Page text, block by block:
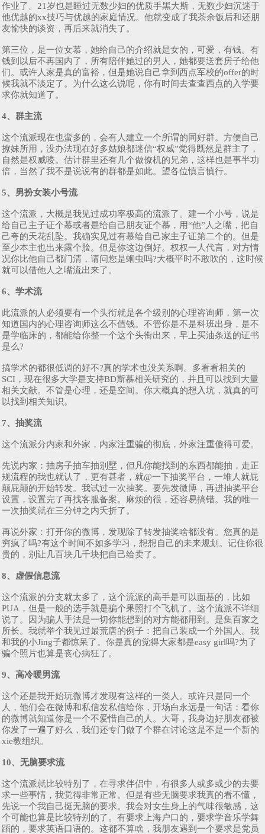
作业了。21岁也是睡过无数少妇的优质手黑大斯，无数少妇沉迷于
他优越的xx技巧与优越的家庭情况。他就变成了我茶余饭后和还朋
友愉快的谈资，再后来就消失了。
第三位，是一位女慕，她给自己的介绍就是女的，可爱，有钱。有
钱到以后不再国内了，所有陪伴她过的男人，她都要送套房子给他
们。或许人家是真的富裕，但是她说自己拿到西点军校的offer的时
候我就不淡定了。为什么这么说呢，你有时间去查查西点的入学要
求你就知道了。
4、群主流
这个流派现在也蛮多的，会有人建立一个所谓的同好群。方便自己
撩妹所用，没办法现在好多姑娘都迷信“权威”觉得既然是群主了，
自然是权威喽。估计群里还有几个做僚机的兄弟，这样也是事半功
倍，当然了我不是说说有的群都是如此。望各位慎言慎行。
5、男扮女装小号流
这个流派，大概是我见过成功率极高的流派了。建一个小号，说是
给自己主子证个慕或者是给自己朋友证个慕，用“他”人之嘴，把自
己夸的天花乱坠。我确实见过有慕给自己家主子证第二个的。但是
至少本主也出来露个脸。但是你这边倒好。权权一人代言，对方情
况你比他自己都门清，请问您是蛔虫吗?大概平时不敢吹的，这时候
就可以借他人之嘴流出来了。
6、学术流
此流派的人必须要有一个头衔就是各个级别的心理咨询师，第一次
知道国内的心理咨询师这么不值钱。不管你是不是科班出身，是不
是学临床的，都能给你整一个这个头衔出来，早上买油条送的证书
是么?
搞学术的都很低调的好不?真的学术也没关系啊。多看看相关的
SCI，现在很多大学是支持BD斯慕相关研究的，并且可以找到大量
相关文献。不管是心理，还是空间。你大概真的想入坑，就真的可
以找到相关知识。
7、抽奖流
这个流派分内家和外家，内家注重骗的彻底，外家注重傻得可爱。
先说内家：抽房子抽车抽别墅，但凡你能找到的东西都能抽，走正
规流程的我也就认了，更有甚者，就@一下抽奖平台，一堆人就屁
颠屁颠的开始转发。我试过一次抽奖。要先发微博，再进抽奖平台
设置，设置完了再找客服备案。麻烦的很，还容易搞错。我的唯一
一次抽奖就在三分钟之内夭折了。
再说外家：打开你的微博，发现除了转发抽奖啥都没有。您真的是
穷疯了吗?有这个时间不如多学习，想想自己的未来规划。记住你很
贵的，别让几百块几千块把自己给卖了。
8、虚假信息流
这个流派的分支就太多了，这个流派的高手是可以面基的，比如
PUA，但是一般的选手就是骗个果照打个飞机了。这个流派不详细
说了。因为骗人手法是一切你能想到的对方能都用到。是集百家之
所长。我就举个我见过最荒唐的例子：把自己装成一个外国人。我
和我的小Jing子都惊呆了。你是真的觉得大家都是easy girl吗?为了
骗个照片也算是丧心病狂了。
9、高冷暖男流
这个还是我开始玩微博才发现有这样的一类人。或许只是同一个
人，他们会在微博和私信发私信给你，开场白永远是一句话：看你
的微博就知道你是一个不爱惜自己的人。大哥，我身边好朋友都被
你发了一遍了好么，我们还专门做了个群在讨论这是不是一个新的
xie教组织。
10、无脑要求流
这个流派就比较特别了，在寻求伴侣中，有很多人或多或少的去要
求一些事情，我觉得非常正常。但是有些无脑要求我真的看不懂，
先说一个我自己挺无脑的要求。我会对女生身上的气味很敏感，这
个可能也算是比较特别的了。有要求上海户口的，要求学音乐学舞
蹈的，要求英语口语的。这都不算啥，我朋友遇到一个要求是党员